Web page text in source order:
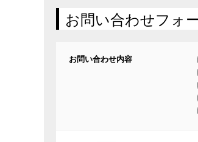
お問い合わせフォ
お問い合わせ内容